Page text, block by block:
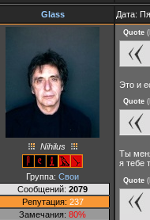
Glass Дата:
Nihilus
Группа: Свои
Сообщений: 2079
Репутация: 237
Замечания: 80%
Quote (
Это и
Quote (
Ты
я тебе
Quote (